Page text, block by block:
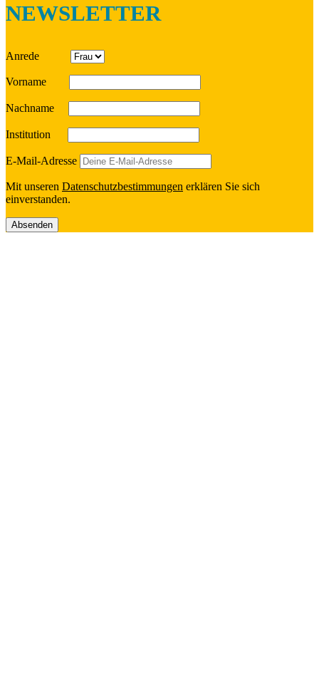
NEWSLETTER
Anrede
Vorname
Nach­name
Insti­tu­tion
E‑Mail-Adresse
Mit unseren Daten­schutz­be­stim­mun­gen erklä­ren Sie sich
einverstanden.